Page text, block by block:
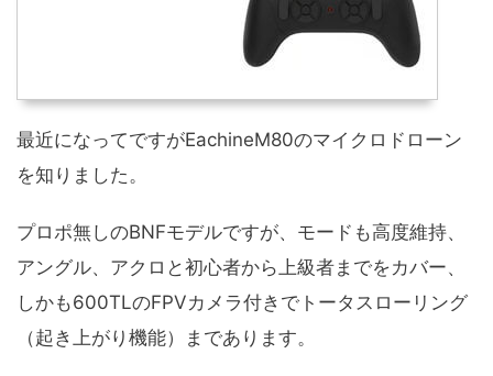
最近になってですがEachineM80のマイクロドローン
を知りました。
プロポ無しのBNFモデルですが、モードも高度維持、
アングル、アクロと初心者から上級者までをカバー、
しかも600TLのFPVカメラ付きでトータスローリング
（起き上がり機能）まであります。